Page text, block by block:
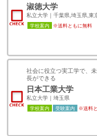
淑徳大学
私立大学｜千葉県,埼玉県,東
学校案内 ※送料ともに無料
社会に役立つ実工学で、
長ができる
日本工業大学
私立大学｜埼玉県
学校案内 受験案内 ※送料